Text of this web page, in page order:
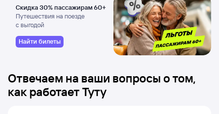
Скидка 30% пассажирам 60+
Путешествия на поезде
с выгодой
Найти билеты
Отвечаем на ваши вопросы о том,
как работает Туту